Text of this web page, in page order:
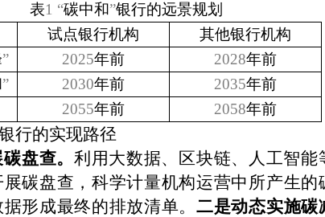
表1 “碳中和”银行的远景规划
试点银行机构
其他银行机构
” 2025年前 2028年前
” 2030年前 2035年前
2055年前 2058年前
行的实现路径
盘查。 利用大数据、区块链、人工智能
碳盘查，科学计量机构运营中所产生的
形成最终的排放清单。二是动态实施碳